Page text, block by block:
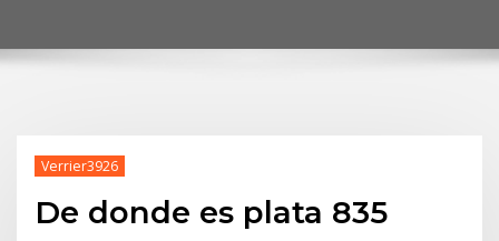
Verrier3926
De donde es plata 835